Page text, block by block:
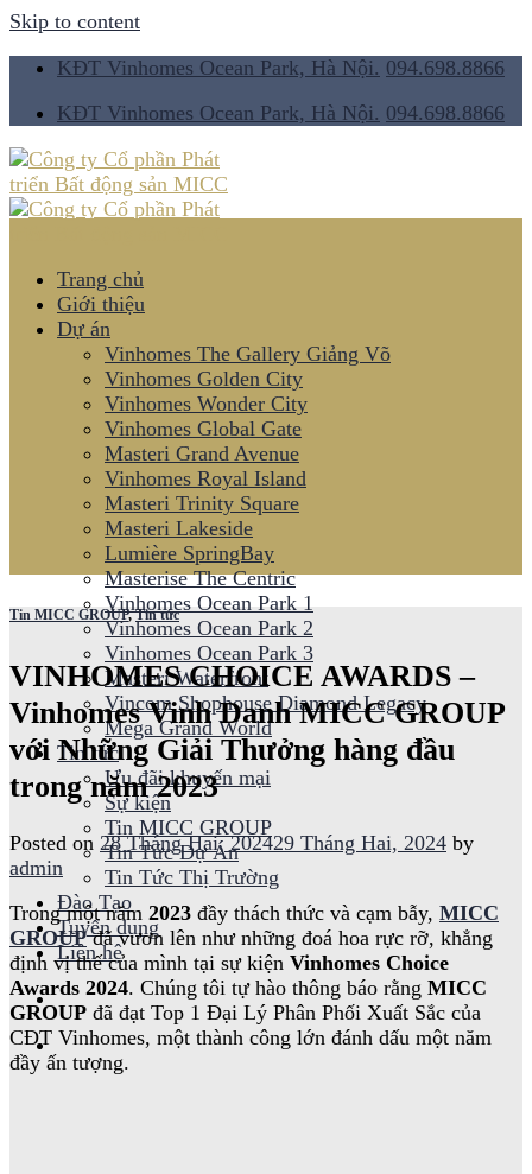
Skip to content
KĐT Vinhomes Ocean Park, Hà Nội. 094.698.8866
KĐT Vinhomes Ocean Park, Hà Nội. 094.698.8866
Trang chủ
Giới thiệu
Dự án
Vinhomes The Gallery Giảng Võ
Vinhomes Golden City
Vinhomes Wonder City
Vinhomes Global Gate
Masteri Grand Avenue
Vinhomes Royal Island
Masteri Trinity Square
Masteri Lakeside
Lumière SpringBay
Masterise The Centric
Vinhomes Ocean Park 1
Vinhomes Ocean Park 2
Vinhomes Ocean Park 3
Masteri Waterfront
Vincom Shophouse Diamond Legacy
Mega Grand World
Tin tức
Ưu đãi khuyến mại
Sự kiện
Tin MICC GROUP
Tin Tức Dự Án
Tin Tức Thị Trường
Đào Tạo
Tuyển dụng
Liên hệ
Tin MICC GROUP,Tin tức
VINHOMES CHOICE AWARDS –
Vinhomes Vinh Danh MICC GROUP
với Những Giải Thưởng hàng đầu
trong năm 2023
Posted on 28 Tháng Hai, 202429 Tháng Hai, 2024 by
admin
Trong một năm 2023 đầy thách thức và cạm bẫy, MICC
GROUPđã vươn lên như những đoá hoa rực rỡ, khẳng
định vị thế của mình tại sự kiện Vinhomes Choice
Awards 2024. Chúng tôi tự hào thông báo rằng MICC
GROUP đã đạt Top 1 Đại Lý Phân Phối Xuất Sắc của
CĐT Vinhomes, một thành công lớn đánh dấu một năm
đầy ấn tượng.